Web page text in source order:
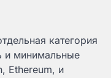
категория
и минимальные
Ethereum, и